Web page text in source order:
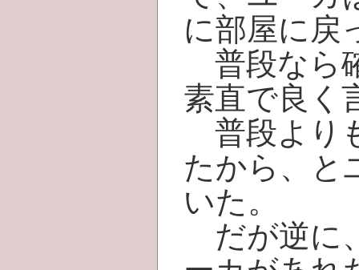
に部屋に戻
普段なら
素直で良く
普段より
たから、と
いた。
だが逆に